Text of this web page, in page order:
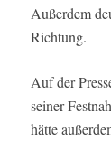
Außerdem
Richtung.
Auf der
seiner
hätte